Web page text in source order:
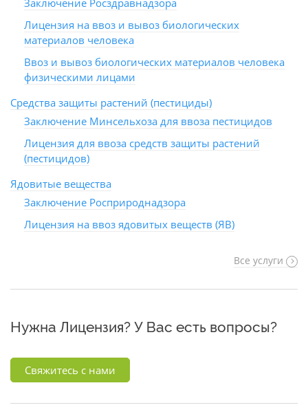
Заключение Росздравнадзора
Лицензия на ввоз и вывоз биологических
материалов человека
Ввоз и вывоз биологических материалов человека
физическими лицами
Средства защиты растений (пестициды)
Заключение Минсельхоза для ввоза пестицидов
Лицензия для ввоза средств защиты растений
(пестицидов)
Ядовитые вещества
Заключение Росприроднадзора
Лицензия на ввоз ядовитых веществ (ЯВ)
Все услуги
Нужна Лицензия? У Вас есть вопросы?
Свяжитесь с нами